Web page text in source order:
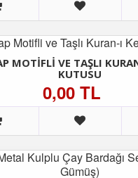
MOTIFLI VE TAŞLI
KUTUSU
0,00 TL